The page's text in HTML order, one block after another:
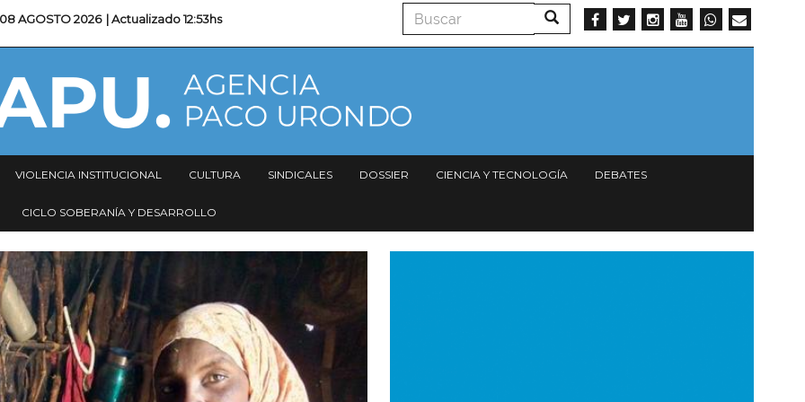
08 AGOSTO 2026 | Actualizado12:53hs Buscar Buscar
VIOLENCIA INSTITUCIONAL CULTURA SINDICALES DOSSIER CIENCIA Y TECNOLOGÍA DEBATES
CICLO SOBERANÍA Y DESARROLLO